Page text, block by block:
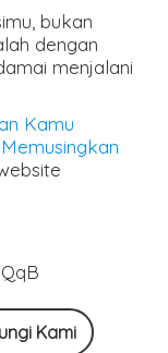
bukan
dengan
menjalani
Kamu
Kami